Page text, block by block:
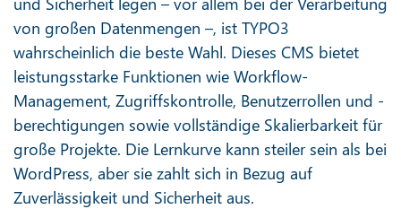
von großen Datenmengen –, ist TYPO3
wahrscheinlich die beste Wahl. Dieses CMS bietet
leistungsstarke Funktionen wie Workflow-
Management, Zugriffskontrolle, Benutzerrollen und -
berechtigungen sowie vollständige Skalierbarkeit für
große Projekte. Die Lernkurve kann steiler sein als bei
WordPress, aber sie zahlt sich in Bezug auf
Zuverlässigkeit und Sicherheit aus.